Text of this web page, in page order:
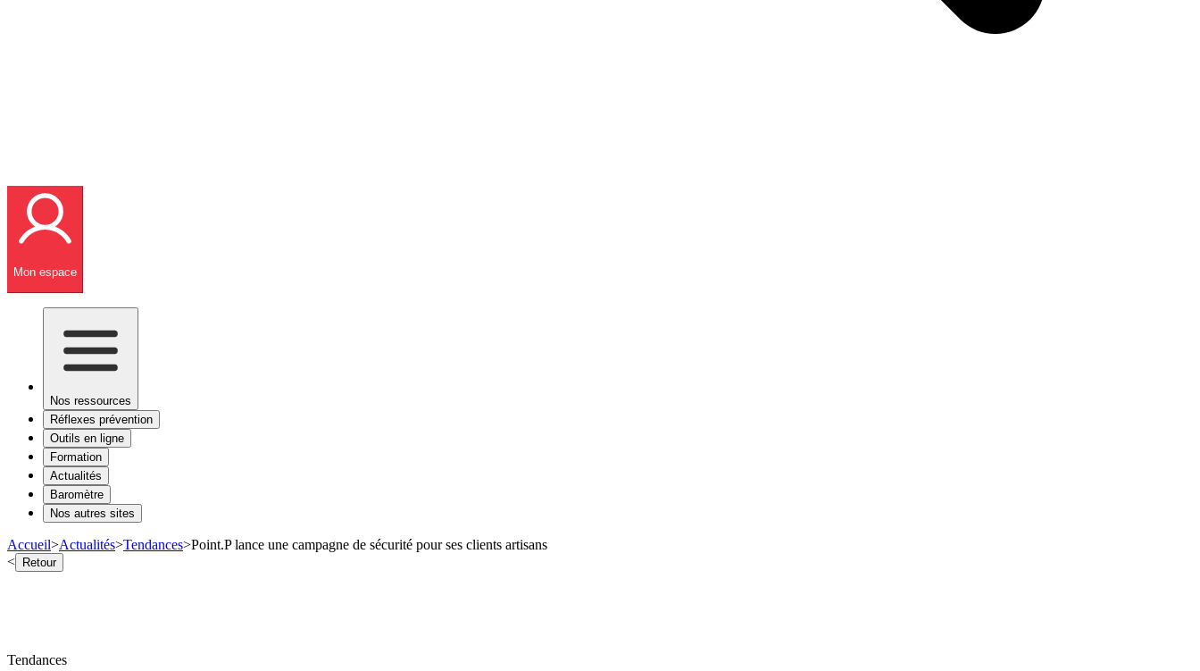
Mon espace
Nos ressources
Réflexes prévention
Outils en ligne
Formation
Actualités
Baromètre
Nos autres sites
Accueil>Actualités>Tendances>Point.P lance une campagne de sécurité pour ses clients artisans
< Retour
Tendances